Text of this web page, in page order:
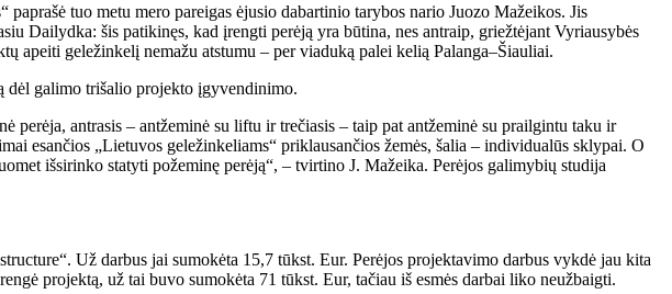
tuo metu mero pareigas ėjusio dabartinio tarybos nario Juozo Mažeikos. Jis
Dailydka: šis patikinęs, kad įrengti perėją yra būtina, nes antraip, griežtėjant Vyriausybės
apeiti geležinkelį nemažu atstumu – per viaduką palei kelią Palanga–Šiauliai.
dėl galimo trišalio projekto įgyvendinimo.
antrasis – antžeminė su liftu ir trečiasis – taip pat antžeminė su prailgintu taku ir
esančios „Lietuvos geležinkeliams“ priklausančios žemės, šalia – individualūs sklypai. O
išsirinko statyti požeminę perėją“, – tvirtino J. Mažeika. Perėjos galimybių studija
Už darbus jai sumokėta 15,7 tūkst. Eur. Perėjos projektavimo darbus vykdė jau kita
projektą, už tai buvo sumokėta 71 tūkst. Eur, tačiau iš esmės darbai liko neužbaigti.